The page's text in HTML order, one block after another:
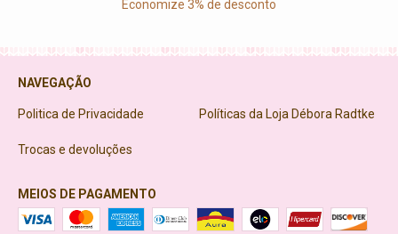
Economize 3% de desconto
NAVEGAÇÃO
Politica de Privacidade Políticas da Loja Débora Radtke
Trocas e devoluções
MEIOS DE PAGAMENTO